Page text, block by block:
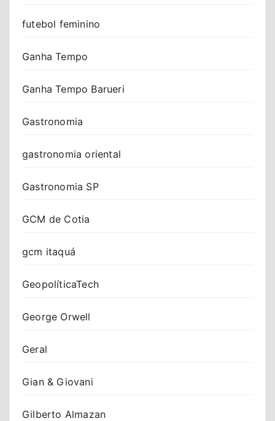
futebol feminino
Ganha Tempo
Ganha Tempo Barueri
Gastronomia
gastronomia oriental
Gastronomia SP
GCM de Cotia
gcm itaquá
GeopolíticaTech
George Orwell
Geral
Gian & Giovani
Gilberto Almazan